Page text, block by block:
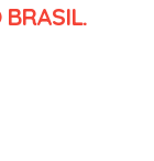
BRASIL.